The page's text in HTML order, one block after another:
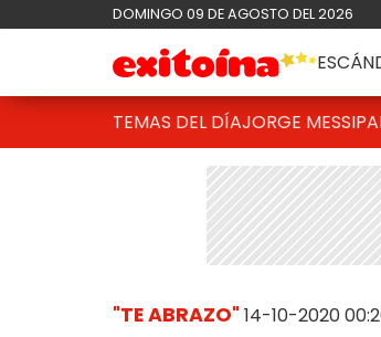
DOMINGO 09 DE AGOSTO DEL 2026
TEMAS DEL DÍAJORGE MESSI
"TE ABRAZO"14-10-2020